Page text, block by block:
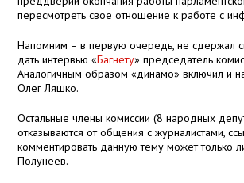
пересмотреть свое отношение к работе с
Напомним – в первую очередь, не сдержал
дать интервью «Багнету» председатель
Аналогичным образом «динамо» включил и
Олег Ляшко.
Остальные члены комиссии (8 народных
отказываются от общения с журналистами,
комментировать данную тему может только
Полунеев.